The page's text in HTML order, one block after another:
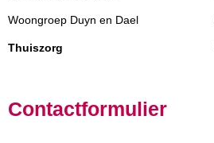
Woongroep Duyn en Dael
Thuiszorg
Contactformulier